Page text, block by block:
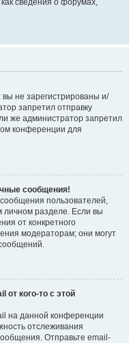
сведения о форумах,
не зарегистрированы и/
запретил отправку
же администратор запретил
конференции для
сообщения!
пользователей,
личном разделе. Если вы
от конкретного
модераторам; они могут
от кого-то с этой
на данной конференции
отслеживания
Отправьте email-